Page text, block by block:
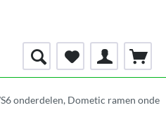
onderdelen, Dometic ramen